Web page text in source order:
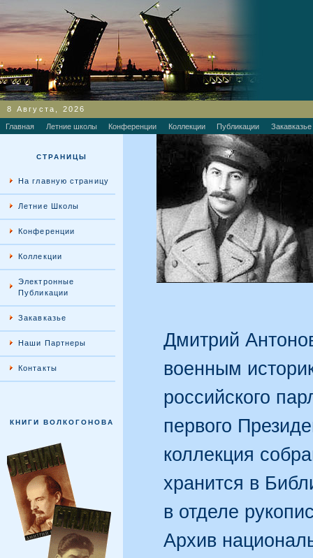
8 Августа, 2026
Главная Летние школы Конференции Коллекции Публикации Закавказье
СТРАНИЦЫ
На главную страницу
Летние Школы
Конференции
Коллекции
Электронные
Публикации
Закавказье
Наши Партнеры
Контакты
КНИГИ ВОЛКОГОНОВА
Дмитрий
военным
российского
первого
коллекция
хранится в
в отделе
Архив